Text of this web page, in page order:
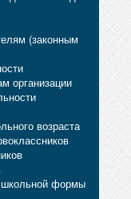
(законным
организации
возраста
школьной формы